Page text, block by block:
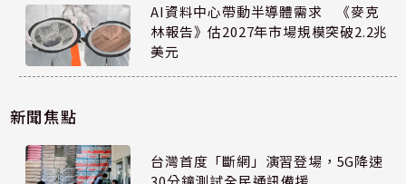
AI資料中心帶動半導體需求 《麥克
林報告》估2027年市場規模突破2.2兆
美元
新聞焦點
台灣首度「斷網」演習登場，5G降速